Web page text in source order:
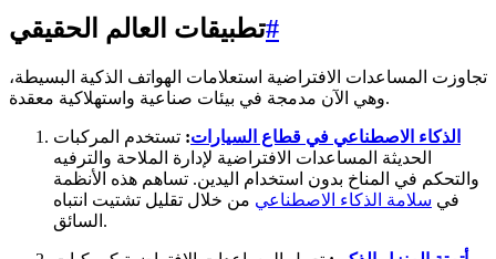
تطبيقات العالم الحقيقي#
تجاوزت المساعدات الافتراضية استعلامات الهواتف الذكية البسيطة،
وهي الآن مدمجة في بيئات صناعية واستهلاكية معقدة.
الذكاء الاصطناعي في قطاع السيارات: تستخدم المركبات
الحديثة المساعدات الافتراضية لإدارة الملاحة والترفيه
والتحكم في المناخ بدون استخدام اليدين. تساهم هذه الأنظمة
في سلامة الذكاء الاصطناعي من خلال تقليل تشتيت انتباه
السائق.